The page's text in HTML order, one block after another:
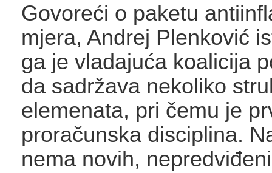
Govoreći o paketu
mjera, Andrej Plenković
ga je vladajuća koalicija
da sadržava nekoliko
elemenata, pri čemu je
proračunska disciplina.
nema novih,